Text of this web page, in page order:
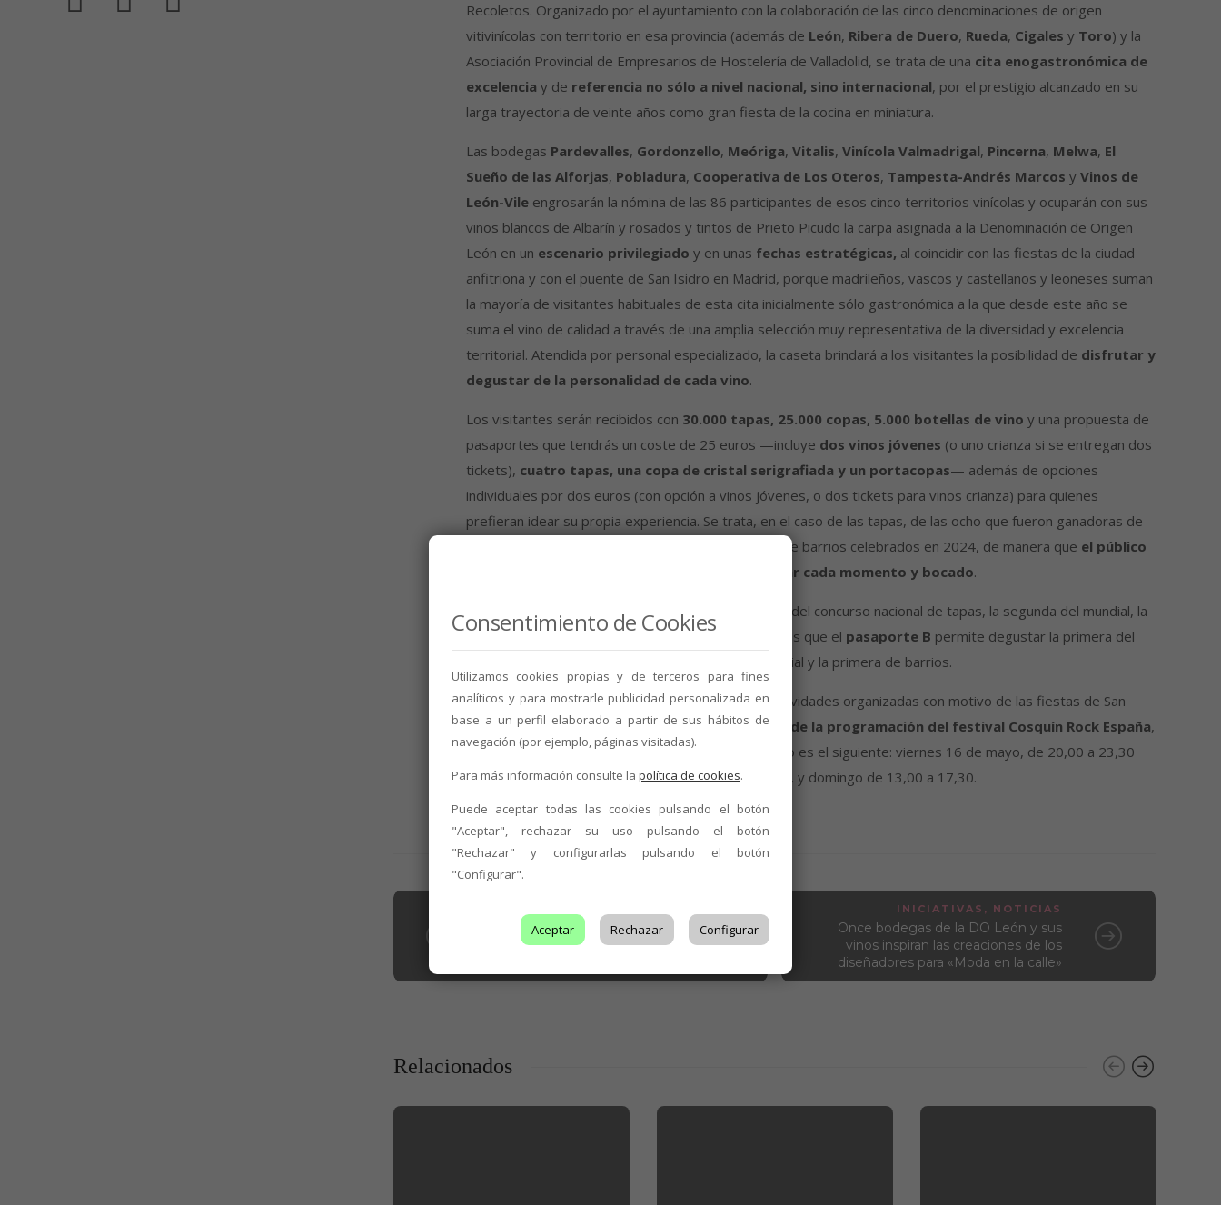
Recoletos. Organizado por el ayuntamiento con la colaboración de las cinco denominaciones de origen
vitivinícolas con territorio en esa provincia (además de León, Ribera de Duero, Rueda, Cigales y Toro) y la
Asociación Provincial de Empresarios de Hostelería de Valladolid, se trata de una cita enogastronómica de
excelencia y de referencia no sólo a nivel nacional, sino internacional, por el prestigio alcanzado en su
larga trayectoria de veinte años como gran fiesta de la cocina en miniatura.
Las bodegas Pardevalles, Gordonzello, Meóriga, Vitalis, Vinícola Valmadrigal, Pincerna, Melwa, El
Sueño de las Alforjas, Pobladura, Cooperativa de Los Oteros, Tampesta-Andrés Marcos y Vinos de
León-Vileengrosarán la nómina de las 86 participantes de esos cinco territorios vinícolas y ocuparán con sus
vinos blancos de Albarín y rosados y tintos de Prieto Picudo la carpa asignada a la Denominación de Origen
León en un escenario privilegiado y en unas fechas estratégicas, al coincidir con las fiestas de la ciudad
anfitriona y con el puente de San Isidro en Madrid, porque madrileños, vascos y castellanos y leoneses suman
la mayoría de visitantes habituales de esta cita inicialmente sólo gastronómica a la que desde este año se
suma el vino de calidad a través de una amplia selección muy representativa de la diversidad y excelencia
territorial. Atendida por personal especializado, la caseta brindará a los visitantes la posibilidad de disfrutar y
degustar de la personalidad de cada vino.
Los visitantes serán recibidos con 30.000 tapas, 25.000 copas, 5.000 botellas de vino y una propuesta de
pasaportes que tendrás un coste de 25 euros —incluye dos vinos jóvenes (o uno crianza si se entregan dos
tickets), cuatro tapas, una copa de cristal serigrafiada y un portacopas— además de opciones
individuales por dos euros (con opción a vinos jóvenes, o dos tickets para vinos crianza) para quienes
prefieran idear su propia experiencia. Se trata, en el caso de las tapas, de las ocho que fueron ganadoras de
los certámenes gastronómicos nacional, mundial y de barrios celebrados en 2024, de manera que el público
podrá elegir el vino con el que quiere acompañar cada momento y bocado.
En concreto, el pasaporte Aincluye tapa ganadora del concurso nacional de tapas, la segunda del mundial, la
tercera del nacional y la segunda de barrios, mientras que el pasaporte B permite degustar la primera del
mundial, la segunda del nacional, la tercera del mundial y la primera de barrios.
‘Vino+Tapas’se incluye en el amplio abanico de actividades organizadas con motivo de las fiestas de San
Pedro Regalado yla oferta musical forma parte de la programación del festival Cosquín Rock España,
que se celebrará el próximo 30 de agosto. El horario es el siguiente: viernes 16 de mayo, de 20,00 a 23,30
horas; sábado, de 13,00 a 17,30 y de 20,00 a 23,30, y domingo de 13,00 a 17,30.
José Peñín presenta en León ‘Mis
memorias del vino’, un relato de la
INICIATIVAS , NOTICIAS
Once bodegas de la DO León y sus
vinos inspiran las creaciones de los
diseñadores para «Moda en la calle»
Relacionados
Consentimiento de Cookies
Utilizamos cookies propias y de terceros para fines
analíticos y para mostrarle publicidad personalizada en
base a un perfil elaborado a partir de sus hábitos de
navegación (por ejemplo, páginas visitadas).
Para más información consulte la política de cookies.
Puede aceptar todas las cookies pulsando el botón
"Aceptar", rechazar su uso pulsando el botón
"Rechazar" y configurarlas pulsando el botón
"Configurar".
Aceptar Rechazar Configurar